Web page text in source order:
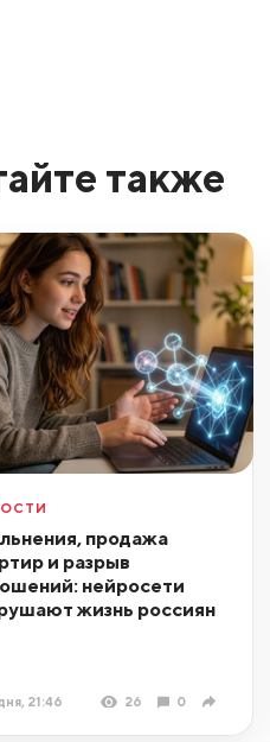
также
продажа
и разрыв
нейросети
жизнь россиян
21:46 26 0